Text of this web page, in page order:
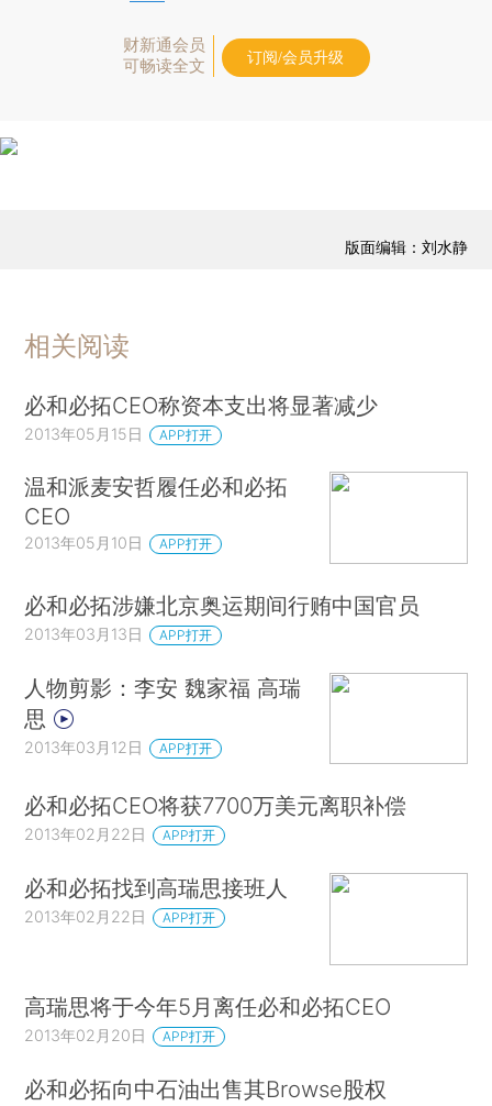
财新通会员
可畅读全文
订阅/会员升级
版面编辑：刘水静
相关阅读
必和必拓CEO称资本支出将显著减少
2013年05月15日 APP打开
温和派麦安哲履任必和必拓
CEO
2013年05月10日 APP打开
必和必拓涉嫌北京奥运期间行贿中国官员
2013年03月13日 APP打开
人物剪影：李安 魏家福 高瑞
思
2013年03月12日 APP打开
必和必拓CEO将获7700万美元离职补偿
2013年02月22日 APP打开
必和必拓找到高瑞思接班人
2013年02月22日 APP打开
高瑞思将于今年5月离任必和必拓CEO
2013年02月20日 APP打开
必和必拓向中石油出售其Browse股权